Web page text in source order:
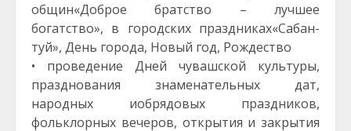
общин«Доброе братство – лучшее
богатство», в городских праздниках«Сабан-
туй», День города, Новый год, Рождество
• проведение Дней чувашской культуры,
празднования знаменательных дат,
народных иобрядовых праздников,
фольклорных вечеров, открытия и закрытия